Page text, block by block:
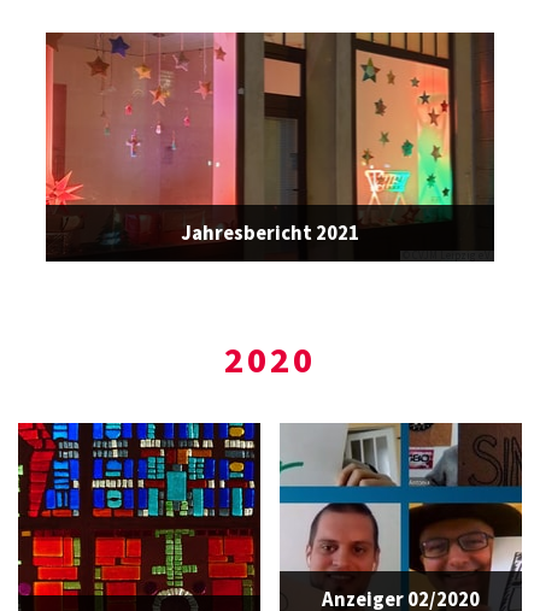
© CVJM Leipzig e.V.
Jahresbericht 2021
2020
Anzeiger 02/2020